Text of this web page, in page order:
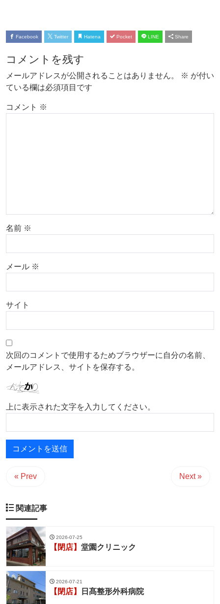
Facebook Twitter Hatena Pocket LINE Share
コメントを残す
メールアドレスが公開されることはありません。 ※ が付い
ている欄は必須項目です
コメント ※
名前 ※
メール ※
サイト
次回のコメントで使用するためブラウザーに自分の名前、
メールアドレス、サイトを保存する。
上に表示された文字を入力してください。
« Prev Next »
関連記事
2026-07-25
【閉店】 堂園クリニック
2026-07-21
【閉店】 日髙整形外科病院